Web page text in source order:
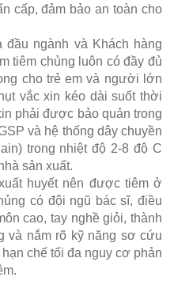
cấp, đảm bảo an toàn cho
ngành và Khách hàng
tiêm chủng luôn có đầy đủ
cho trẻ em và người lớn
vắc xin kéo dài suốt thời
phải được bảo quản trong
và hệ thống dây chuyền
trong nhiệt độ 2-8 độ C
sản xuất.
huyết nên được tiêm ở
có đội ngũ bác sĩ, điều
cao, tay nghề giỏi, thành
và nắm rõ kỹ năng sơ cứu
chế tối đa nguy cơ phản